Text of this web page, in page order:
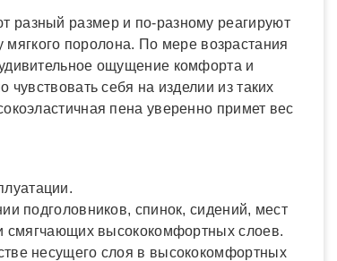
разный размер и по-разному реагируют
мягкого поролона. По мере возрастания
ощущение комфорта и
себя на изделии из таких
пена уверенно примет вес
подголовников, спинок, сидений, мест
смягчающих высококомфортных слоев.
несущего слоя в высококомфортных